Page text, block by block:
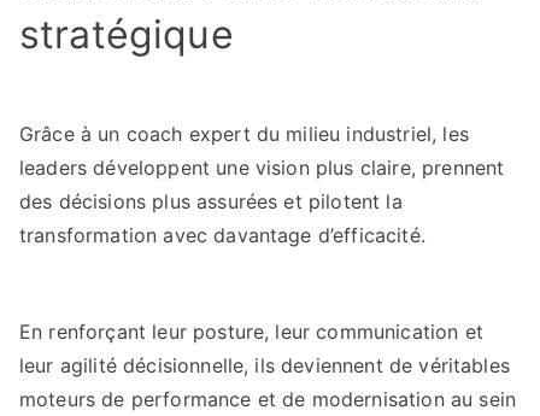
stratégique
Grâce à un coach expert du milieu industriel, les
leaders développent une vision plus claire, prennent
des décisions plus assurées et pilotent la
transformation avec davantage d’efficacité.
En renforçant leur posture, leur communication et
leur agilité décisionnelle, ils deviennent de véritables
moteurs de performance et de modernisation au sein